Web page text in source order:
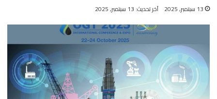
13 سبتمبر, 2025 آخر تحديث: 13 سبتمبر, 2025